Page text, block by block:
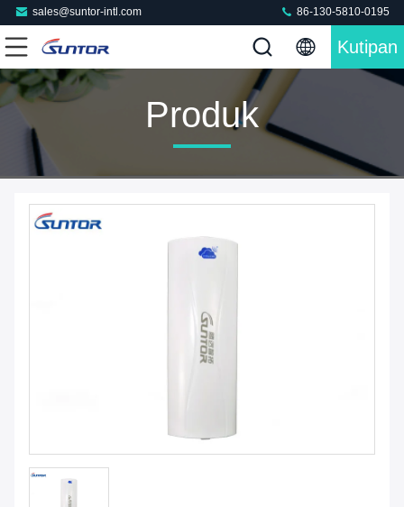
sales@suntor-intl.com 86-130-5810-0195
Kutipan
Produk